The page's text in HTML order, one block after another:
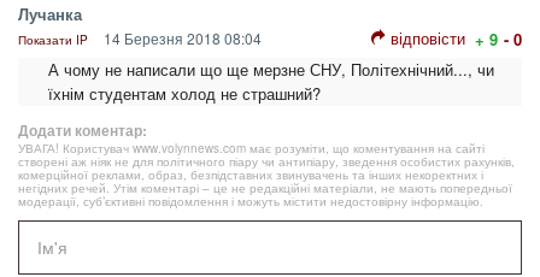
Лучанка
Показати IP 14 Березня 2018 08:04 відповісти + 9 - 0
А чому не написали що ще мерзне СНУ, Політехнічний..., чи
їхнім студентам холод не страшний?
Додати коментар:
УВАГА! Користувач www.volynnews.com має розуміти, що коментування на сайті
створені аж ніяк не для політичного піару чи антипіару, зведення особистих рахунків,
комерційної реклами, образ, безпідставних звинувачень та інших некоректних і
негідних речей. Утім коментарі – це не редакційні матеріали, не мають попередньої
модерації, суб’єктивні повідомлення і можуть містити недостовірну інформацію.